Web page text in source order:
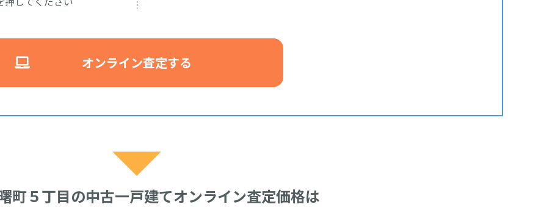
オンライン査定する
町５丁目の中古一戸建てオンライン査定価格は